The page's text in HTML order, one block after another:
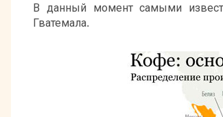
В данный момент самыми
Гватемала.